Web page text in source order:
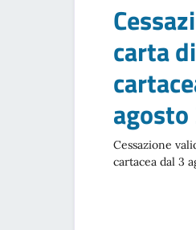
carta
Cessazione
cartacea dal 3